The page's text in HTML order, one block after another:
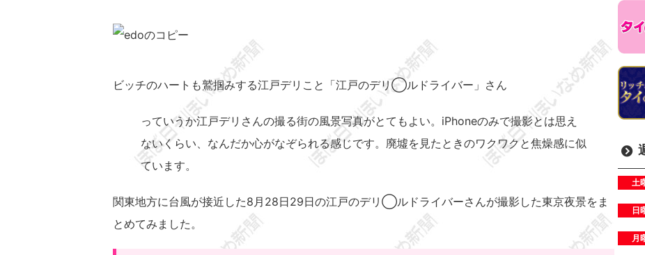
ビッチのハートも鷲掴みする江戸デリこと「江戸のデリ◯ルドライバー」さん
っていうか江戸デリさんの撮る街の風景写真がとてもよい。iPhoneのみで撮影とは思え
ないくらい、なんだか心がなぞられる感じです。廃墟を見たときのワクワクと焦燥感に似
ています。
関東地方に台風が接近した8月28日29日の江戸のデリ◯ルドライバーさんが撮影した東京夜景をま
とめてみました。
土
日
月